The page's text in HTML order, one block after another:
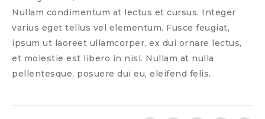
Nullam condimentum at lectus et cursus. Integer
varius eget tellus vel elementum. Fusce feugiat,
ipsum ut laoreet ullamcorper, ex dui ornare lectus,
et molestie est libero in nisl. Nullam at nulla
pellentesque, posuere dui eu, eleifend felis.